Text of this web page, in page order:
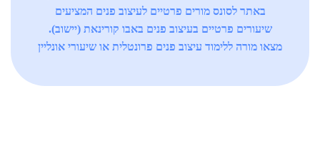
באתר לסונס מורים פרטיים לעיצוב פנים המציעים
שיעורים פרטיים בעיצוב פנים באבו קורינאת (יישוב).
מצאו מורה ללימוד עיצוב פנים פרונטלית או שיעורי אונליין